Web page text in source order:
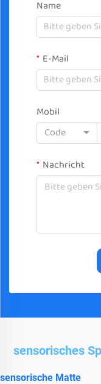
Name
E-Mail
Mobil
Code
Nachricht
sensorisches
sensorische Matte